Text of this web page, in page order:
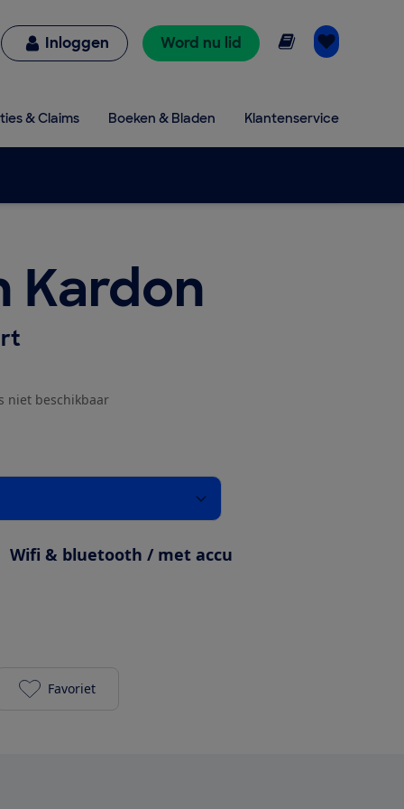
Inloggen Word nu lid Online lezen
& Claims Boeken & Bladen Klantenservice
Kardon
niet beschikbaar
Wifi & bluetooth / met accu
Harman Kardon Citation 200 zwart toevoegen
Favoriet